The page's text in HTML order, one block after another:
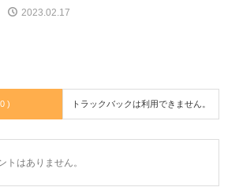
2023.02.17
) トラックバックは利用できません。
トはありません。